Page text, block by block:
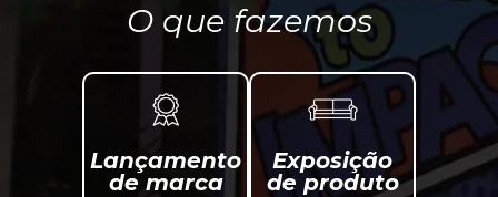
O que fazemos
Lançamento
de marca
Exposição
de produto